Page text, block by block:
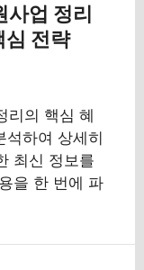
사업 정리
심 전략
리의 핵심 혜
석하여 상세히
최신 정보를
을 한 번에 파